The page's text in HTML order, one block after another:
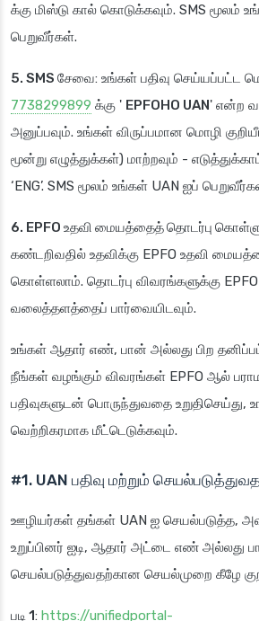
க்கு மிஸ்டு கால் கொடுக்கவும். SMS மூலம்
பெறுவீர்கள்.
5. SMS சேவை: உங்கள் பதிவு செய்யப்பட்ட
7738299899 க்கு ' EPFOHO UAN' என்ற
அனுப்பவும். உங்கள் விருப்பமான மொழி
மூன்று எழுத்துக்கள்) மாற்றவும் -
‘ENG’. SMS மூலம் உங்கள் UAN ஐப்
6. EPFO உதவி மையத்தைத் தொடர்பு
கண்டறிவதில் உதவிக்கு EPFO உதவி
கொள்ளலாம். தொடர்பு விவரங்களுக்கு
வலைத்தளத்தைப் பார்வையிடவும்.
உங்கள் ஆதார் எண், பான் அல்லது பிற
நீங்கள் வழங்கும் விவரங்கள் EPFO ஆல்
பதிவுகளுடன் பொருந்துவதை உறுதிசெய்து,
வெற்றிகரமாக மீட்டெடுக்கவும்.
#1. UAN பதிவு மற்றும்
ஊழியர்கள் தங்கள் UAN ஐ செயல்படுத்த,
உறுப்பினர் ஐடி, ஆதார் அட்டை எண் அல்லது
செயல்படுத்துவதற்கான செயல்முறை கீழே
படி 1: https://unifiedportal-